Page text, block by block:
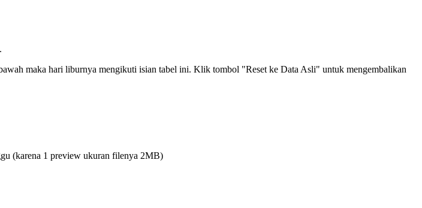
maka hari liburnya mengikuti isian tabel ini. Klik tombol "Reset ke Data Asli" untuk mengembalikan
(karena 1 preview ukuran filenya 2MB)